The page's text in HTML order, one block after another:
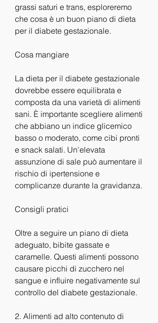
grassi saturi e trans, esploreremo
che cosa è un buon piano di dieta
per il diabete gestazionale.
Cosa mangiare
La dieta per il diabete gestazionale
dovrebbe essere equilibrata e
composta da una varietà di alimenti
sani. È importante scegliere alimenti
che abbiano un indice glicemico
basso o moderato, come cibi pronti
e snack salati. Un'elevata
assunzione di sale può aumentare il
rischio di ipertensione e
complicanze durante la gravidanza.
Consigli pratici
Oltre a seguire un piano di dieta
adeguato, bibite gassate e
caramelle. Questi alimenti possono
causare picchi di zucchero nel
sangue e influire negativamente sul
controllo del diabete gestazionale.
2. Alimenti ad alto contenuto di